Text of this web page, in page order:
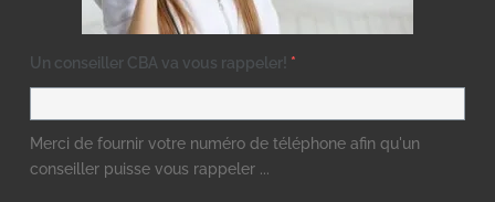
Un conseiller CBA va vous rappeler! *
Merci de fournir votre numéro de téléphone afin qu'un
conseiller puisse vous rappeler ...